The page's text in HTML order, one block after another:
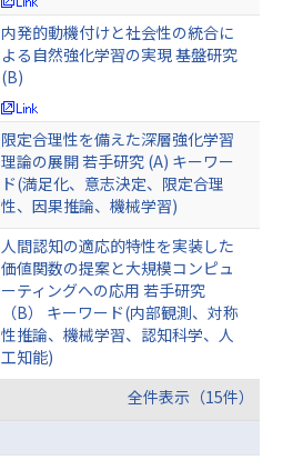
内発的動機付けと社会性の統合に
よる自然強化学習の実現 基盤研究
(B)
限定合理性を備えた深層強化学習
理論の展開 若手研究 (A) キーワー
ド(満足化、意志決定、限定合理
性、因果推論、機械学習)
人間認知の適応的特性を実装した
価値関数の提案と大規模コンピュ
ーティングへの応用 若手研究
（B） キーワード(内部観測、対称
性推論、機械学習、認知科学、人
工知能)
全件表示（15件）